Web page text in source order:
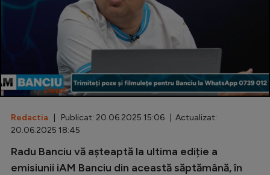
Echipa Națională
Fotbal feminin
Special
Diverse
Inedit
Redactia | Publicat: 20.06.2025 15:06 | Actualizat:
20.06.2025 18:45
Radu Banciu vă așteaptă la ultima ediție a
emisiunii iAM Banciu din această săptămână, în